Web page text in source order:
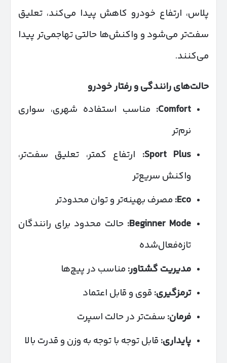
پلاس، ارتفاع خودرو کاهش پیدا می‌کند، تعلیق
سفت‌تر می‌شود و واکنش‌ها حالتی تهاجمی‌تر پیدا
می‌کنند.
حالت‌های رانندگی و رفتار خودرو
Comfort
: مناسب استفاده شهری، سواری
نرم‌تر
Sport Plus
: ارتفاع کمتر، تعلیق سفت‌تر،
واکنش سریع‌تر
Eco
: مصرف بهینه‌تر و توان محدودتر
Beginner Mode
: حالت محدود برای رانندگان
تازه‌فعال‌شده
مدیریت گشتاور: مناسب در پیچ‌ها
ترمزگیری: قوی و قابل اعتماد
فرمان: سفت‌تر در حالت اسپرت
پایداری: قابل توجه با توجه به وزن و قدرت بالا